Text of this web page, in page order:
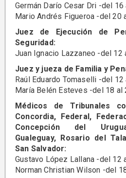
Germán Darío Cesar Dri -del 16
Mario Andrés Figueroa -del 20
Juez de Ejecución de
Seguridad:
Juan Ignacio Lazzaneo -del 12
Juez y jueza de Familia y
Raúl Eduardo Tomaselli -del 12
María Belén Esteves -del 18 al
Médicos de Tribunales
Concordia, Federal,
Concepción del
Gualeguay, Rosario del
San Salvador:
Gustavo López Lallana -del 12
Norman Christian Wilson -del